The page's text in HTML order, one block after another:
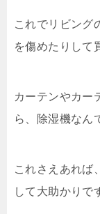
これでリビング
を傷めたりして
カーテンやカー
ら、除湿機なん
これさえあれば
して大助かりで